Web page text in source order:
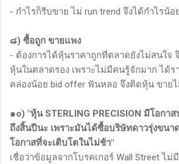
- กำไรก็รีบขาย ไม่ run trend จึงได้กำไรน้อ
๘) ซื้อถูก ขายแพง
- ต้องการได้หุ้นราคาถูกที่ตลาดยังไม่สนใจ
หุ้นในตลาดรอง เพราะไม่มีคนรู้จักมาก ได้
คล่องน้อย bid offer ฟันหลอ จึงติดหุ้น ขายไ
๑๐) "หุ้น STERLING PRECISION มีโอกา
ถึงสิ้นปีนะ เพราะมันได้ซื้อบริษัทดาวรุ่งขนา
โอกาสที่จะเติบโตในไม่ช้า"
เชื่อว่าข้อมูลจากโบรคเกอร์ Wall Street ไ